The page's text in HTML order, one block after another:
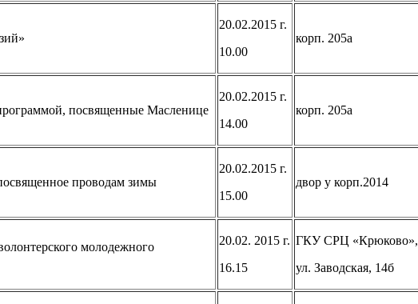
20.02.2015 г.
10.00
корп. 205а
посвященные Масленице
20.02.2015 г.
14.00
корп. 205а
проводам зимы
20.02.2015 г.
15.00
двор у корп.2014
молодежного
20.02. 2015 г.
16.15
ГКУ СРЦ «Крюково»,
ул. Заводская, 14б